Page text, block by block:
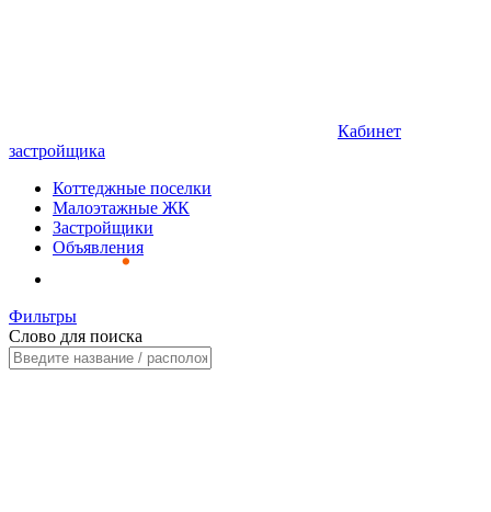
Кабинет
застройщика
Коттеджные поселки
Малоэтажные ЖК
Застройщики
Объявления
Фильтры
Слово для поиска